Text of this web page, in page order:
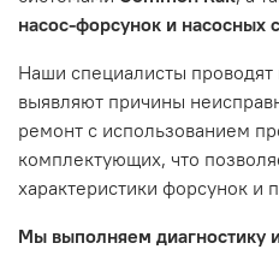
перечисленных выше
Гарантия не
Истек гарантийный срок.
Товар является расходным
тормозные колодки, диски
насос-форсунок и насосных
Наши специалисты
выявляют причины
ремонт с использованием
комплектующих, что
характеристики форсунок и
Мы выполняем диагностику